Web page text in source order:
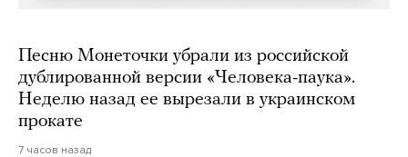
Песню Монеточки убрали из российской
дублированной версии «Человека-паука».
Неделю назад ее вырезали в украинском
прокате
7 часов назад